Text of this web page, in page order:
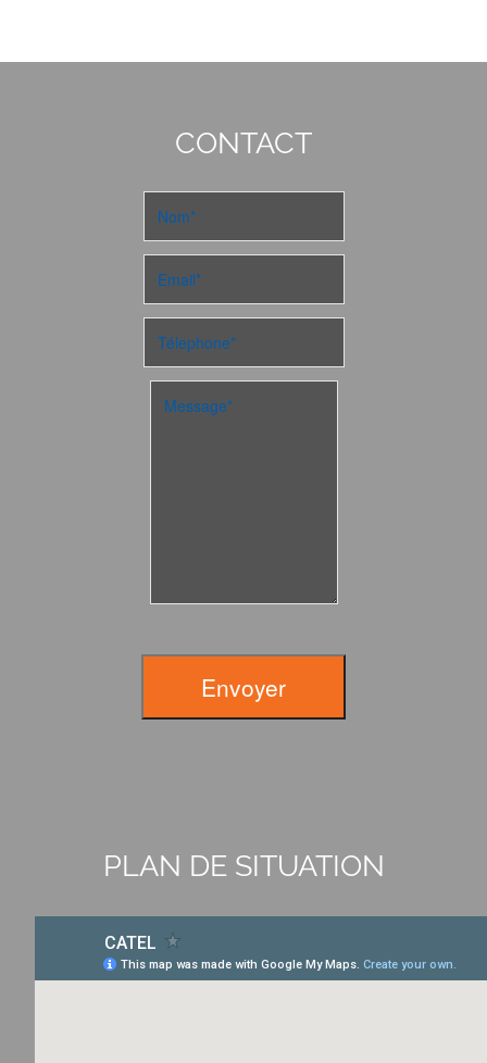
CONTACT
Envoyer
PLAN DE SITUATION